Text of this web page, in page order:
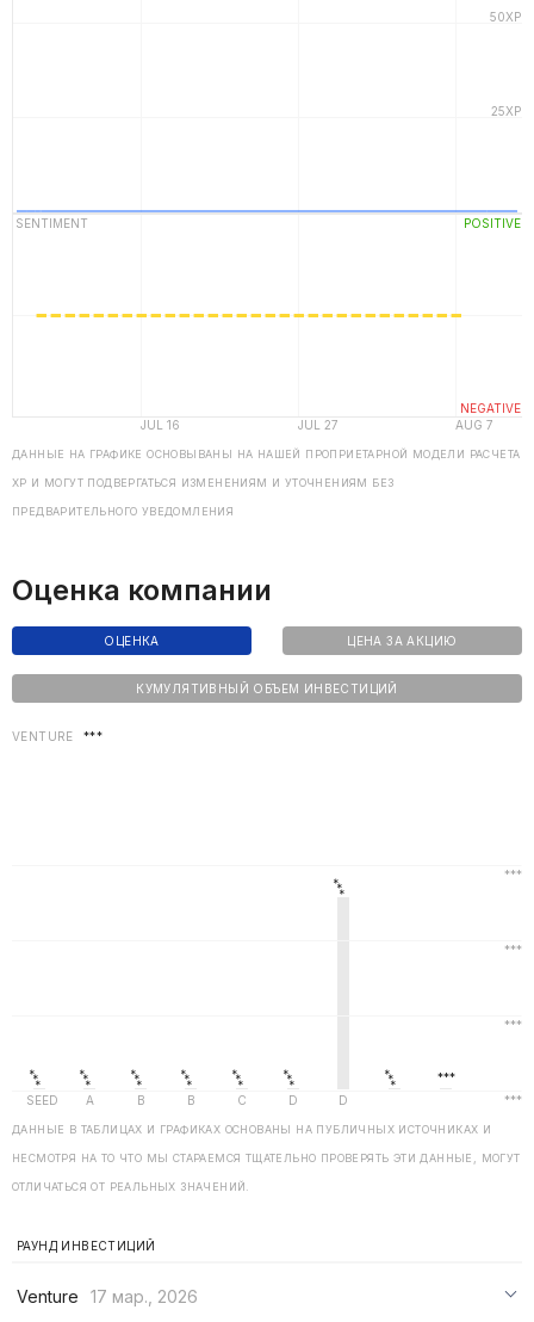
ДАННЫЕ НА ГРАФИКЕ ОСНОВЫВАНЫ НА НАШЕЙ ПРОПРИЕТАРНОЙ МОДЕЛИ РАСЧЕТА
ХP И МОГУТ ПОДВЕРГАТЬСЯ ИЗМЕНЕНИЯМ И УТОЧНЕНИЯМ БЕЗ
ПРЕДВАРИТЕЛЬНОГО УВЕДОМЛЕНИЯ
Оценка компании
ОЦЕНКА ЦЕНА ЗА АКЦИЮ
КУМУЛЯТИВНЫЙ ОБЪЕМ ИНВЕСТИЦИЙ
VENTURE ***
ДАННЫЕ В ТАБЛИЦАХ И ГРАФИКАХ ОСНОВАНЫ НА ПУБЛИЧНЫХ ИСТОЧНИКАХ И
НЕСМОТРЯ НА ТО ЧТО МЫ СТАРАЕМСЯ ТЩАТЕЛЬНО ПРОВЕРЯТЬ ЭТИ ДАННЫЕ, МОГУТ
ОТЛИЧАТЬСЯ ОТ РЕАЛЬНЫХ ЗНАЧЕНИЙ.
РАУНД ИНВЕСТИЦИЙ
Venture 17 мар., 2026